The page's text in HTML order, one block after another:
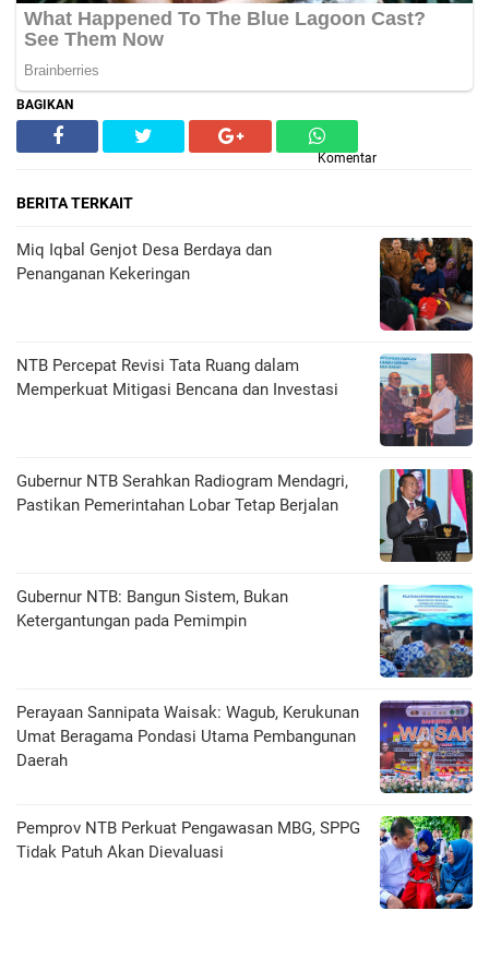
BAGIKAN
Komentar
BERITA TERKAIT
Miq Iqbal Genjot Desa Berdaya dan
Penanganan Kekeringan
NTB Percepat Revisi Tata Ruang dalam
Memperkuat Mitigasi Bencana dan Investasi
Gubernur NTB Serahkan Radiogram Mendagri,
Pastikan Pemerintahan Lobar Tetap Berjalan
Gubernur NTB: Bangun Sistem, Bukan
Ketergantungan pada Pemimpin
Perayaan Sannipata Waisak: Wagub, Kerukunan
Umat Beragama Pondasi Utama Pembangunan
Daerah
Pemprov NTB Perkuat Pengawasan MBG, SPPG
Tidak Patuh Akan Dievaluasi